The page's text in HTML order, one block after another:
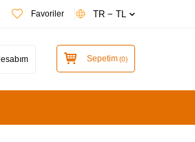
Favoriler TR − TL
Sepetim(0)